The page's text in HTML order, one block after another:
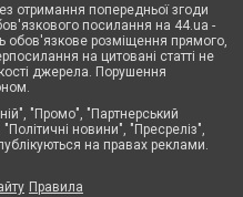
отримання попередньої згоди
посилання на 44.ua -
обов'язкове розміщення прямого,
на цитовані статті не
джерела. Порушення
"Промо", "Партнерський
новини", "Пресреліз",
на правах реклами.
Правила